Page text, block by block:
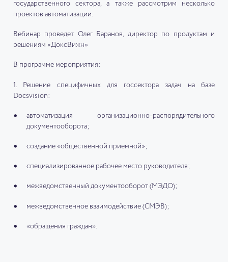
государственного сектора, а также расcмотрим несколько
проектов автоматизации.
Вебинар проведет Олег Баранов, директор по продуктам и
решениям «ДоксВижн»
В программе мероприятия:
1. Решение специфичных для госсектора задач на базе
Docsvision:
автоматизация организационно-распорядительного
документооборота;
создание «общественной приемной»;
специализированное рабочее место руководителя;
межведомственный документооборот (МЭДО);
межведомственное взаимодействие (СМЭВ);
«обращения граждан».